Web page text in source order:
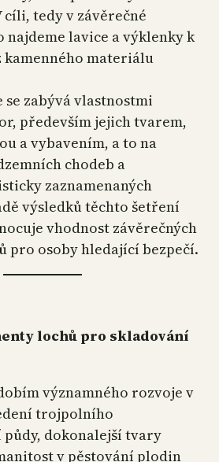
cíli, tedy v závěrečné
najdeme lavice a výklenky k
kamenného materiálu
zabývá vlastnostmi
především jejich tvarem,
a vybavením, a to na
chodeb a
zaznamenaných
výsledků těchto šetření
vhodnost závěrečných
pro osoby hledající bezpečí.
lochů pro skladování
významného rozvoje v
trojpolního
dokonalejší tvary
v pěstování plodin